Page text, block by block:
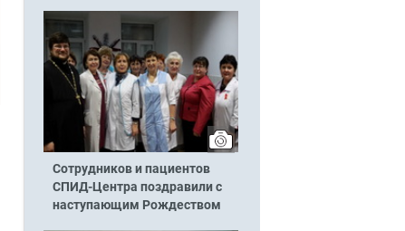
Сотрудников и пациентов
СПИД-Центра поздравили с
наступающим Рождеством